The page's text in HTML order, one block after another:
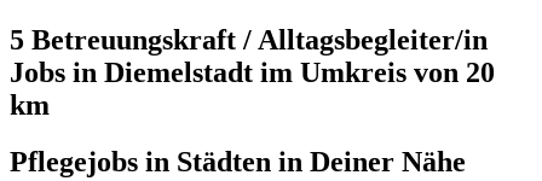
5 Betreuungskraft / Alltagsbegleiter/in
Jobs in Diemelstadt im Umkreis von 20
km
Pflegejobs in Städten in Deiner Nähe